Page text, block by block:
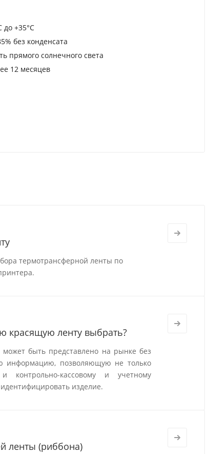
до +35°С
без конденсата
прямого солнечного света
12 месяцев
термотрансферной ленты по
красящую ленту выбрать?
быть представлено на рынке без
информацию, позволяющую не только
кассовому и учетному
изделие.
ленты (риббона)